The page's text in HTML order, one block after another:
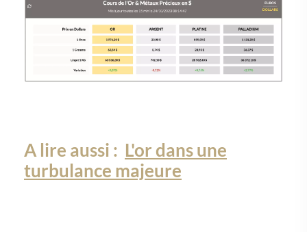
A lire aussi : L'or dans une
turbulance majeure